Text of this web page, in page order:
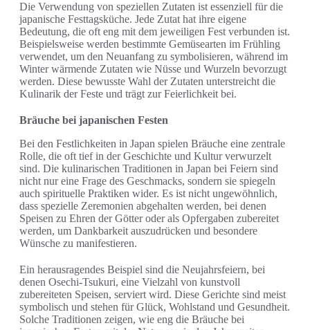
Die Verwendung von speziellen Zutaten ist essenziell für die
japanische Festtagsküche. Jede Zutat hat ihre eigene
Bedeutung, die oft eng mit dem jeweiligen Fest verbunden ist.
Beispielsweise werden bestimmte Gemüsearten im Frühling
verwendet, um den Neuanfang zu symbolisieren, während im
Winter wärmende Zutaten wie Nüsse und Wurzeln bevorzugt
werden. Diese bewusste Wahl der Zutaten unterstreicht die
Kulinarik der Feste und trägt zur Feierlichkeit bei.
Bräuche bei japanischen Festen
Bei den Festlichkeiten in Japan spielen Bräuche eine zentrale
Rolle, die oft tief in der Geschichte und Kultur verwurzelt
sind. Die kulinarischen Traditionen in Japan bei Feiern sind
nicht nur eine Frage des Geschmacks, sondern sie spiegeln
auch spirituelle Praktiken wider. Es ist nicht ungewöhnlich,
dass spezielle Zeremonien abgehalten werden, bei denen
Speisen zu Ehren der Götter oder als Opfergaben zubereitet
werden, um Dankbarkeit auszudrücken und besondere
Wünsche zu manifestieren.
Ein herausragendes Beispiel sind die Neujahrsfeiern, bei
denen Osechi-Tsukuri, eine Vielzahl von kunstvoll
zubereiteten Speisen, serviert wird. Diese Gerichte sind meist
symbolisch und stehen für Glück, Wohlstand und Gesundheit.
Solche Traditionen zeigen, wie eng die Bräuche bei